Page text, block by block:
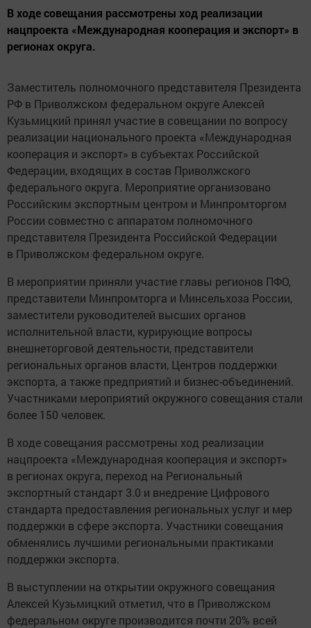
В ходе совещания рассмотрены ход реализации
нацпроекта «Международная кооперация и экспорт» в
регионах округа.
Заместитель полномочного представителя Президента
РФ в Приволжском федеральном округе Алексей
Кузьмицкий принял участие в совещании по вопросу
реализации национального проекта «Международная
кооперация и экспорт» в субъектах Российской
Федерации, входящих в состав Приволжского
федерального округа. Мероприятие организовано
Российским экспортным центром и Минпромторгом
России совместно с аппаратом полномочного
представителя Президента Российской Федерации
в Приволжском федеральном округе.
В мероприятии приняли участие главы регионов ПФО,
представители Минпромторга и Минсельхоза России,
заместители руководителей высших органов
исполнительной власти, курирующие вопросы
внешнеторговой деятельности, представители
региональных органов власти, Центров поддержки
экспорта, а также предприятий и бизнес-объединений.
Участниками мероприятий окружного совещания стали
более 150 человек.
В ходе совещания рассмотрены ход реализации
нацпроекта «Международная кооперация и экспорт»
в регионах округа, переход на Региональный
экспортный стандарт 3.0 и внедрение Цифрового
стандарта предоставления региональных услуг и мер
поддержки в сфере экспорта. Участники совещания
обменялись лучшими региональными практиками
поддержки экспорта.
В выступлении на открытии окружного совещания
Алексей Кузьмицкий отметил, что в Приволжском
федеральном округе производится почти 20% всей